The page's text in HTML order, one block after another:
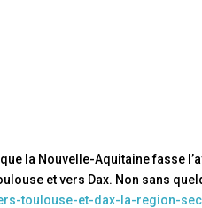
la Nouvelle-Aquitaine fasse
et vers Dax. Non sans
toulouse-et-dax-la-region-